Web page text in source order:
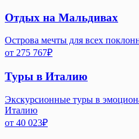
Отдых на Мальдивах
Острова мечты для всех
от 275 767₽
Туры в Италию
Экскурсионные туры в
Италию
от 40 023₽